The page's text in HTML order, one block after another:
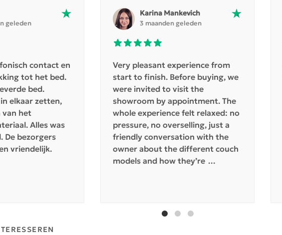
geleden
contact en
tot het bed.
bed.
elkaar zetten,
van het
Alles was
De bezorgers
vriendelijk.
Karina Mankevich
3 maanden geleden
Very pleasant experience from
start to finish. Before buying, we
were invited to visit the
showroom by appointment. The
whole experience felt relaxed: no
pressure, no overselling, just a
friendly conversation with the
owner about the different couch
models and how they’re ...